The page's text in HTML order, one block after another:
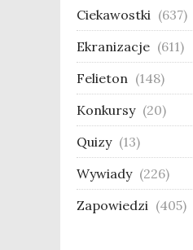
Ciekawostki (637)
Ekranizacje (611)
Felieton (148)
Konkursy (20)
Quizy (13)
Wywiady (226)
Zapowiedzi (405)